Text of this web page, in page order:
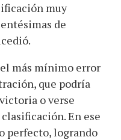
muy
de
más mínimo error
que podría
o verse
En ese
perfecto, logrando